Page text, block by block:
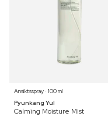
Ansiktsspray ⋅ 100 ml
Pyunkang Yul
Calming Moisture Mist